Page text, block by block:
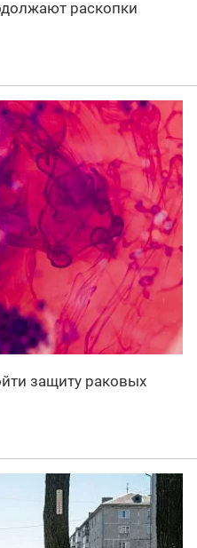
раскопки
защиту раковых